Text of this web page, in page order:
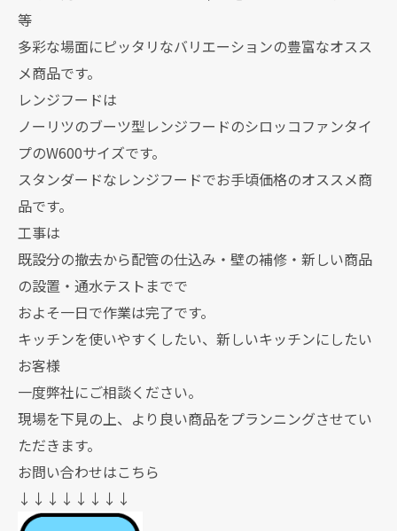
等
多彩な場面にピッタリなバリエーションの豊富なオスス
メ商品です。
レンジフードは
ノーリツのブーツ型レンジフードのシロッコファンタイ
プのW600サイズです。
スタンダードなレンジフードでお手頃価格のオススメ商
品です。
工事は
既設分の撤去から配管の仕込み・壁の補修・新しい商品
の設置・通水テストまでで
およそ一日で作業は完了です。
キッチンを使いやすくしたい、新しいキッチンにしたい
お客様
一度弊社にご相談ください。
現場を下見の上、より良い商品をプランニングさせてい
ただきます。
お問い合わせはこちら
↓↓↓↓↓↓↓↓